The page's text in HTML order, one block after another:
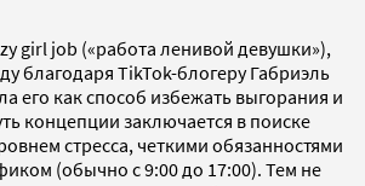
girl job («работа ленивой девушки»),
благодаря TikTok-блогеру Габриэль
его как способ избежать выгорания и
концепции заключается в поиске
стресса, четкими обязанностями
(обычно с 9:00 до 17:00). Тем не